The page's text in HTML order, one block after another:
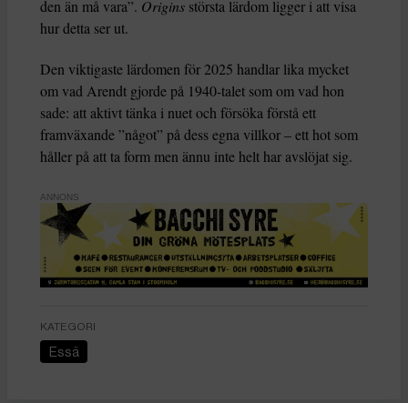
den än må vara”. Origins största lärdom ligger i att visa
hur detta ser ut.
Den viktigaste lärdomen för 2025 handlar lika mycket
om vad Arendt gjorde på 1940-talet som om vad hon
sade: att aktivt tänka i nuet och försöka förstå ett
framväxande ”något” på dess egna villkor – ett hot som
håller på att ta form men ännu inte helt har avslöjat sig.
ANNONS
KATEGORI
Essä